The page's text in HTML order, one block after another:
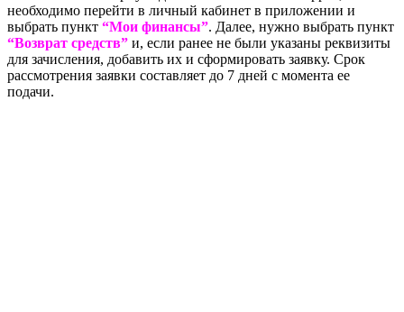
необходимо перейти в личный кабинет в приложении и
выбрать пункт “Мои финансы”. Далее, нужно выбрать пункт
“Возврат средств” и, если ранее не были указаны реквизиты
для зачисления, добавить их и сформировать заявку. Срок
рассмотрения заявки составляет до 7 дней с момента ее
подачи.